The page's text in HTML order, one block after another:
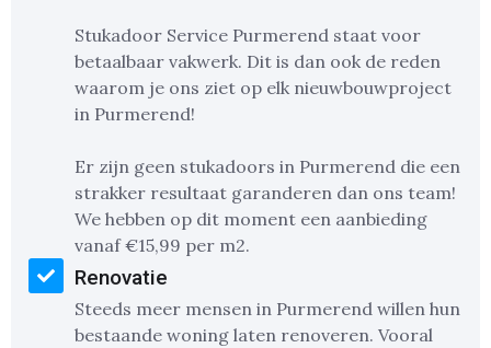
Stukadoor Service Purmerend staat voor
betaalbaar vakwerk. Dit is dan ook de reden
waarom je ons ziet op elk nieuwbouwproject
in Purmerend!
Er zijn geen stukadoors in Purmerend die een
strakker resultaat garanderen dan ons team!
We hebben op dit moment een aanbieding
vanaf €15,99 per m2.
Renovatie
Steeds meer mensen in Purmerend willen hun
bestaande woning laten renoveren. Vooral